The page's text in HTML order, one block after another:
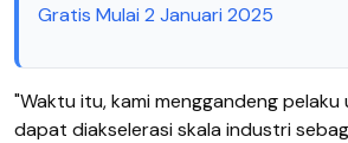
Gratis Mulai 2 Januari 2025
"Waktu itu, kami menggandeng pelaku
dapat diakselerasi skala industri